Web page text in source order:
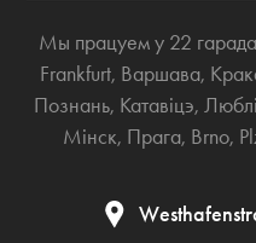
Мы працуем у 22
Frankfurt, Варшава,
Познань, Катавіцэ,
Мінск, Прага, Brno,